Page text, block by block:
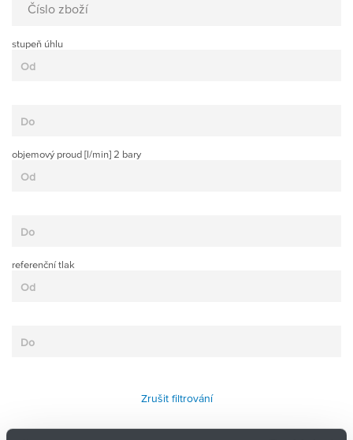
Číslo zboží
stupeň úhlu
objemový proud [l/min] 2 bary
referenční tlak
Zrušit filtrování